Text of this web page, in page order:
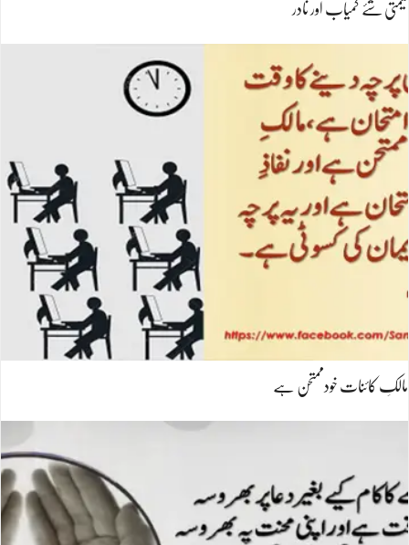
قیمتی شئے کمیاب اور نادر
مالکِ کائنات خودممتحن ہے